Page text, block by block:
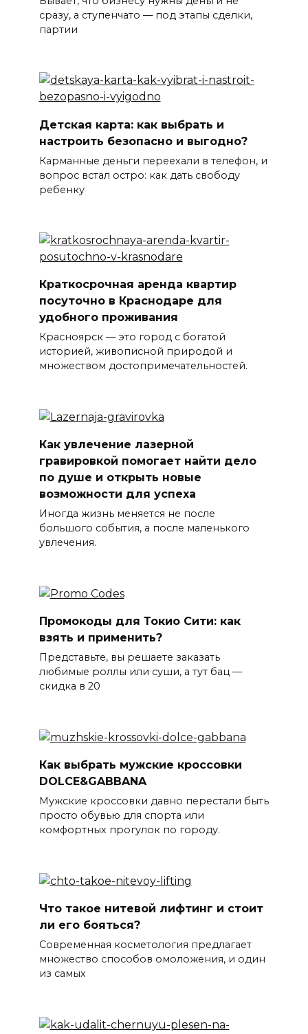
сразу, а ступенчато — под этапы сделки,
партии
Детская карта: как выбрать и
настроить безопасно и выгодно?
Карманные деньги переехали в телефон, и
вопрос встал остро: как дать свободу
ребенку
Краткосрочная аренда квартир
посуточно в Краснодаре для
удобного проживания
Красноярск — это город с богатой
историей, живописной природой и
множеством достопримечательностей.
Как увлечение лазерной
гравировкой помогает найти дело
по душе и открыть новые
возможности для успеха
Иногда жизнь меняется не после
большого события, а после маленького
увлечения.
Промокоды для Токио Сити: как
взять и применить?
Представьте, вы решаете заказать
любимые роллы или суши, а тут бац —
скидка в 20
Как выбрать мужские кроссовки
DOLCE&GABBANA
Мужские кроссовки давно перестали быть
просто обувью для спорта или
комфортных прогулок по городу.
Что такое нитевой лифтинг и стоит
ли его бояться?
Современная косметология предлагает
множество способов омоложения, и один
из самых